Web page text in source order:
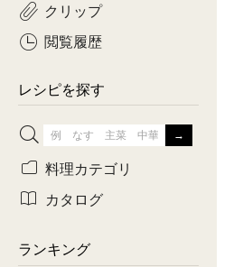
クリップ
閲覧履歴
レシピを探す
料理カテゴリ
カタログ
ランキング